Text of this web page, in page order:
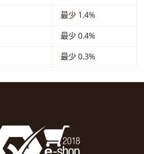
最少 1.4%
最少 0.4%
最少 0.3%